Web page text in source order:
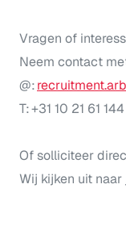
Vragen of
Neem contact
@:
T: +31 10 21 61 144
Of solliciteer
Wij kijken uit